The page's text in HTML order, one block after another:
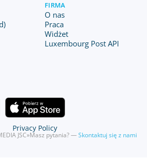
FIRMA
O nas
Praca
Widżet
Luxembourg Post API
JSC»Masz pytania? —Skontaktuj się z nami
Privacy Policy